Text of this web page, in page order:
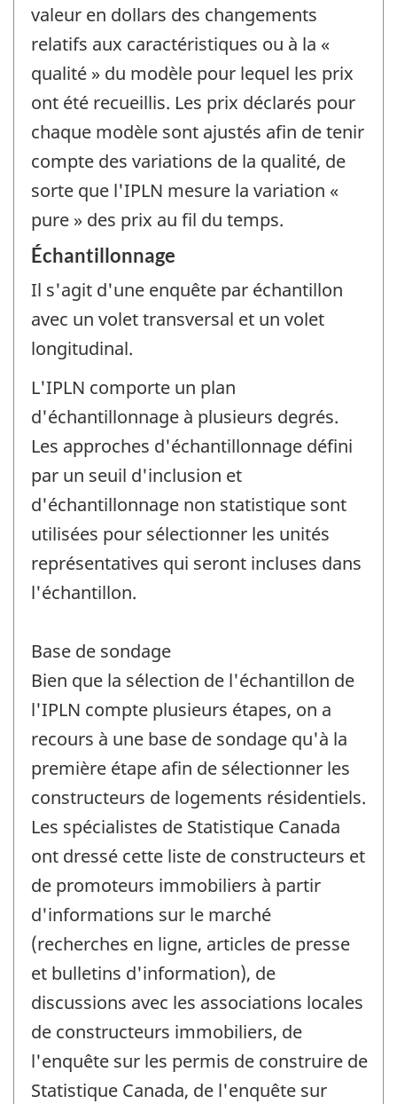
valeur en dollars des changements
relatifs aux caractéristiques ou à la «
qualité » du modèle pour lequel les prix
ont été recueillis. Les prix déclarés pour
chaque modèle sont ajustés afin de tenir
compte des variations de la qualité, de
sorte que l'IPLN mesure la variation «
pure » des prix au fil du temps.
Échantillonnage
Il s'agit d'une enquête par échantillon
avec un volet transversal et un volet
longitudinal.
L'IPLN comporte un plan
d'échantillonnage à plusieurs degrés.
Les approches d'échantillonnage défini
par un seuil d'inclusion et
d'échantillonnage non statistique sont
utilisées pour sélectionner les unités
représentatives qui seront incluses dans
l'échantillon.
Base de sondage
Bien que la sélection de l'échantillon de
l'IPLN compte plusieurs étapes, on a
recours à une base de sondage qu'à la
première étape afin de sélectionner les
constructeurs de logements résidentiels.
Les spécialistes de Statistique Canada
ont dressé cette liste de constructeurs et
de promoteurs immobiliers à partir
d'informations sur le marché
(recherches en ligne, articles de presse
et bulletins d'information), de
discussions avec les associations locales
de constructeurs immobiliers, de
l'enquête sur les permis de construire de
Statistique Canada, de l'enquête sur